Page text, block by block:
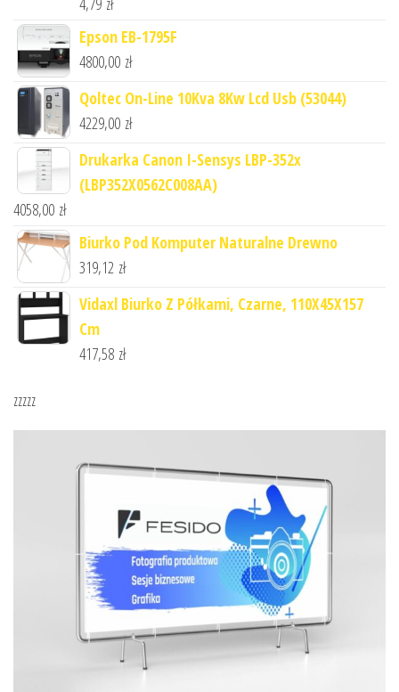
Epson EB-1795F
4800,00 zł
Qoltec On-Line 10Kva 8Kw Lcd Usb (53044)
4229,00 zł
Drukarka Canon I-Sensys LBP-352x
(LBP352X0562C008AA)
4058,00 zł
Biurko Pod Komputer Naturalne Drewno
319,12 zł
Vidaxl Biurko Z Półkami, Czarne, 110X45X157
Cm
417,58 zł
zzzzz